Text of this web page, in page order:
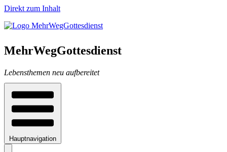
Direkt zum Inhalt
MehrWegGottesdienst
Lebensthemen neu aufbereitet
Hauptnavigation